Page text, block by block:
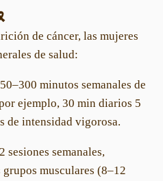
de cáncer, las mujeres
de salud:
minutos semanales de
ejemplo, 30 min diarios 5
de intensidad vigorosa.
2 sesiones semanales,
musculares (8–12